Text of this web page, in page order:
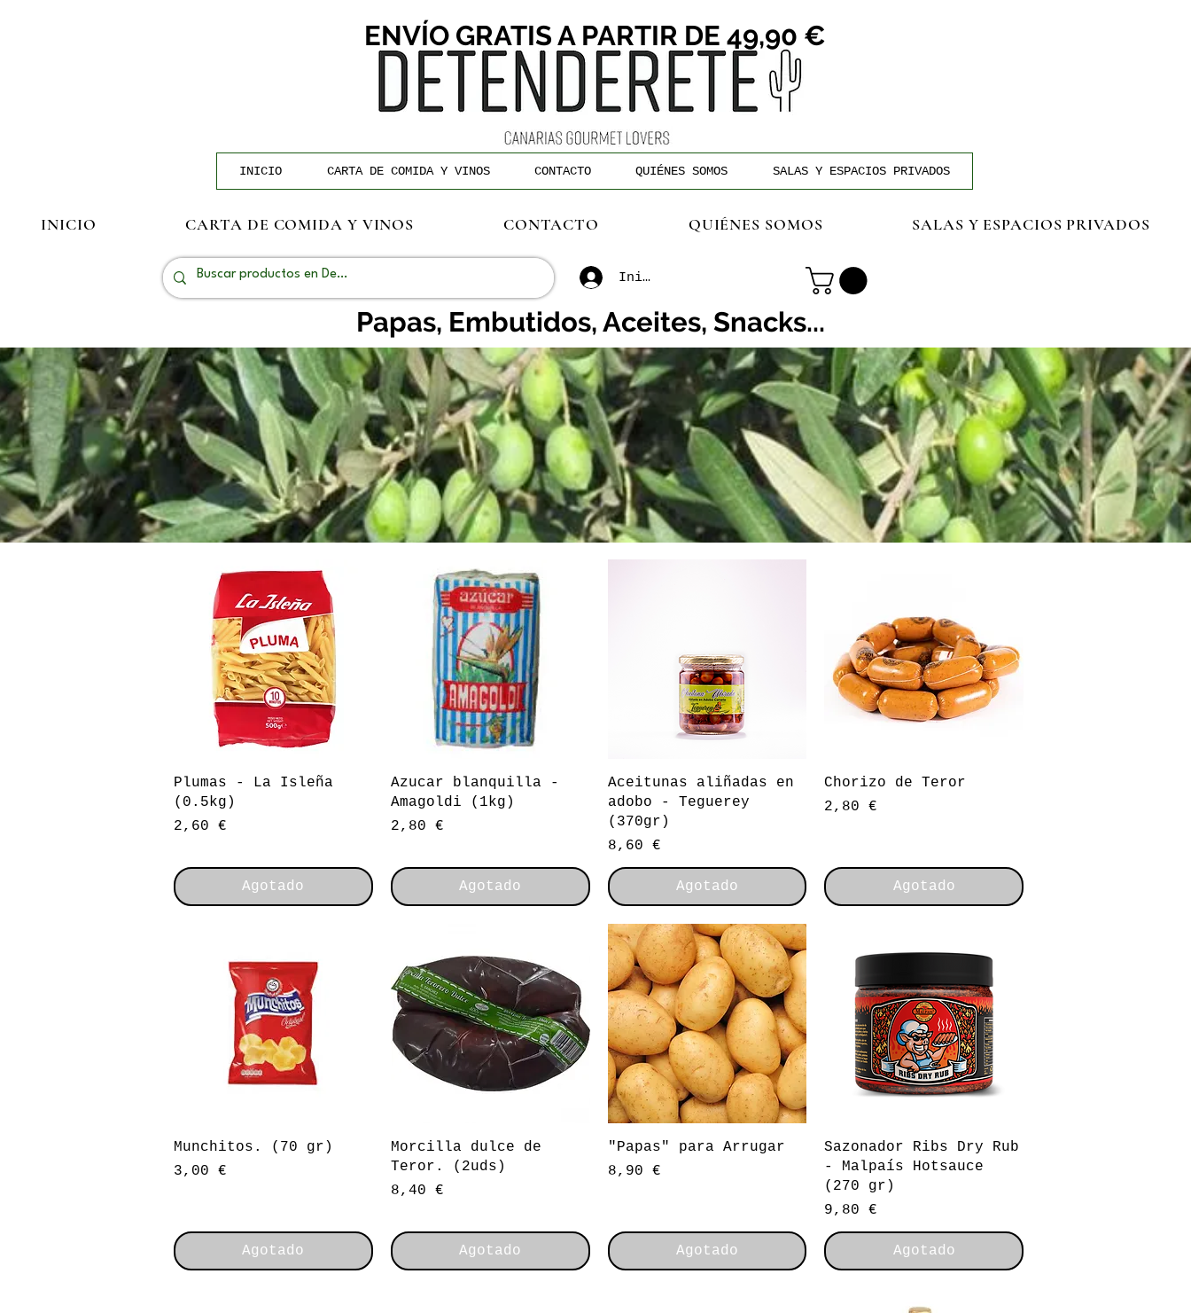
INICIO CARTA DE COMIDA Y VINOS CONTACTO QUIÉNES SOMOS SALAS Y ESPACIOS PRIVADOS
ENVÍO GRATIS A PARTIR DE 49,90 €
INICIO CARTA DE COMIDA Y VINOS CONTACTO QUIÉNES SOMOS SALAS Y ESPACIOS PRIVADOS
Iniciar sesión
Papas, Embutidos, Aceites, Snacks...
Vista rápida
Plumas - La Isleña
(0.5kg)
Precio
2,60 €
Agotado
Vista rápida
Azucar blanquilla -
Amagoldi (1kg)
Precio
2,80 €
Agotado
Vista rápida
Aceitunas aliñadas en
adobo - Teguerey
(370gr)
Precio
8,60 €
Agotado
Vista rápida
Chorizo de Teror
Precio
2,80 €
Agotado
Vista rápida
Munchitos. (70 gr)
Precio
3,00 €
Agotado
Vista rápida
Morcilla dulce de
Teror. (2uds)
Precio
8,40 €
Agotado
Vista rápida
"Papas" para Arrugar
Precio
8,90 €
Agotado
Vista rápida
Sazonador Ribs Dry Rub
- Malpaís Hotsauce
(270 gr)
Precio
9,80 €
Agotado